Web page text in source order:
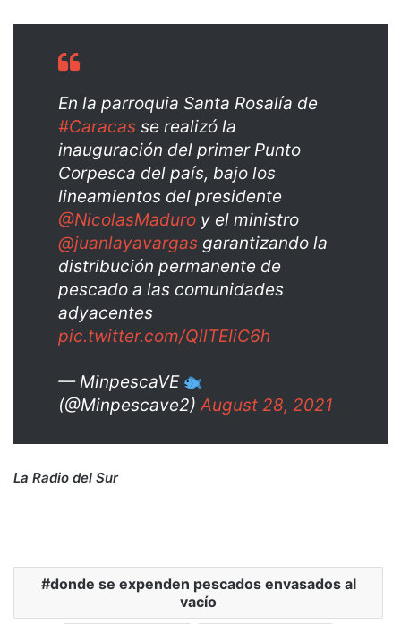
En la parroquia Santa Rosalía de
#Caracas se realizó la
inauguración del primer Punto
Corpesca del país, bajo los
lineamientos del presidente
@NicolasMaduro y el ministro
@juanlayavargas garantizando la
distribución permanente de
pescado a las comunidades
adyacentes
pic.twitter.com/QllTEIiC6h
— MinpescaVE
(@Minpescave2)August 28, 2021
La Radio del Sur
donde se expenden pescados envasados al
vacío